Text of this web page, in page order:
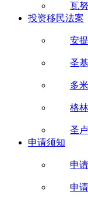
瓦
投资移民法案
安
圣
多
格
圣
申请须知
申
申